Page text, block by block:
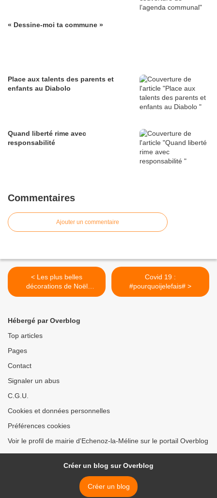
« Dessine-moi ta commune »
Place aux talents des parents et
enfants au Diabolo
Quand liberté rime avec
responsabilité
Commentaires
Ajouter un commentaire
< Les plus belles
décorations de Noël
récompensées
Covid 19 :
#pourquoijelefais# >
Hébergé par Overblog
Top articles
Pages
Contact
Signaler un abus
C.G.U.
Cookies et données personnelles
Préférences cookies
Voir le profil de mairie d'Echenoz-la-Méline sur le portail Overblog
Créer un blog sur Overblog
Créer un blog